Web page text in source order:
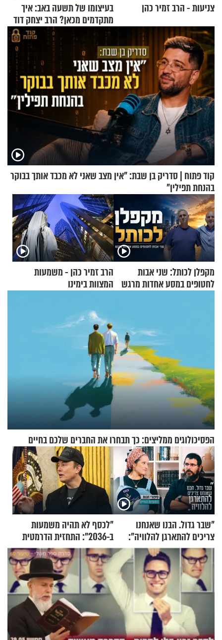
צניעות - הרב זמיר כהן
בעיצומו של תשעה באב: איך
מתקדמים מכאן? הרב יצחק דוד
גרוסמן בשיחה מיוחדת
קוד פתוח | סדריק בן שבת: "אין מצב שאני לא מכבד אותך בבוקר
בהנחת תפילין"
מקפלן לכותל: שני אבות
לחטופים במסע אחדות מרגש
הרב זמיר כהן - משמעות
המצוות בימינו
הפסיכולוגים ממליצים: כך תבחרו את החברים שלכם בחיים
"שבר גדול. הבנו שאנחנו
צריכים להתארגן להלוויה":
זוגיות במבחן, הפעם עם מרים
וגד דנינו
"לכסף לא תהיה משמעות
ב-2036": התחזית הדרמטית
של אילון מאסק על עתיד
הכלכלה